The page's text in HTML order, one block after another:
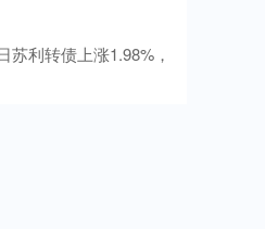
苏利转债上涨1.98%，